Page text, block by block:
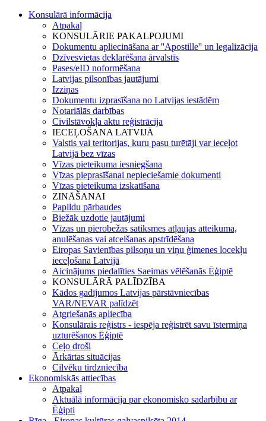
Konsulārā informācija
Atpakaļ
KONSULĀRIE PAKALPOJUMI
Dokumentu apliecināšana ar ''Apostille'' un legalizācija
Dzīvesvietas deklarēšana ārvalstīs
Pases/eID noformēšana
Latvijas pilsonības jautājumi
Izziņas
Dokumentu izprasīšana no Latvijas iestādēm
Notariālās darbības
Civilstāvokļa aktu reģistrācija
IECEĻOŠANA LATVIJĀ
Valstis vai teritorijas, kuru pasu turētāji var ieceļot
Latvijā bez vīzas
Vīzas pieteikuma iesniegšana
Vīzas pieprasīšanai nepieciešamie dokumenti
Vīzas pieteikuma izskatīšana
ZINĀŠANAI
Papildu pārbaudes
Biežāk uzdotie jautājumi
Vīzas un pierobežas satiksmes atļaujas atteikuma,
anulēšanas vai atcelšanas apstrīdēšana
Eiropas Savienības pilsoņu un viņu ģimenes locekļu
ieceļošana Latvijā
Aicinājums piedalīties Saeimas vēlēšanās Ēģiptē
KONSULĀRĀ PALĪDZĪBA
Kādos gadījumos Latvijas pārstāvniecības
VAR/NEVAR palīdzēt
Atgriešanās apliecība
Konsulārais reģistrs - iespēja reģistrēt savu īstermiņa
uzturēšanos Ēģiptē
Ceļo droši
Ārkārtas situācijas
Cilvēku tirdzniecība
Ekonomiskās attiecības
Atpakaļ
Aktuālā informācija par ekonomisko sadarbību ar
Ēģipti